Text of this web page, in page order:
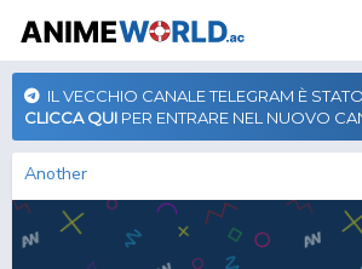
IL VECCHIO CANALE TELEGRAM È
CLICCA QUI PER ENTRARE NEL NUOVO
Another